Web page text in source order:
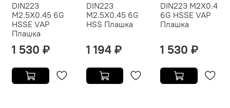
DIN223
M2.5X0.45 6G
HSSE VAP
Плашка
1 530 ₽
DIN223
M2.5X0.45 6G
HSS Плашка
1 194 ₽
DIN223 M2X0.4
6G HSSE VAP
Плашка
1 530 ₽